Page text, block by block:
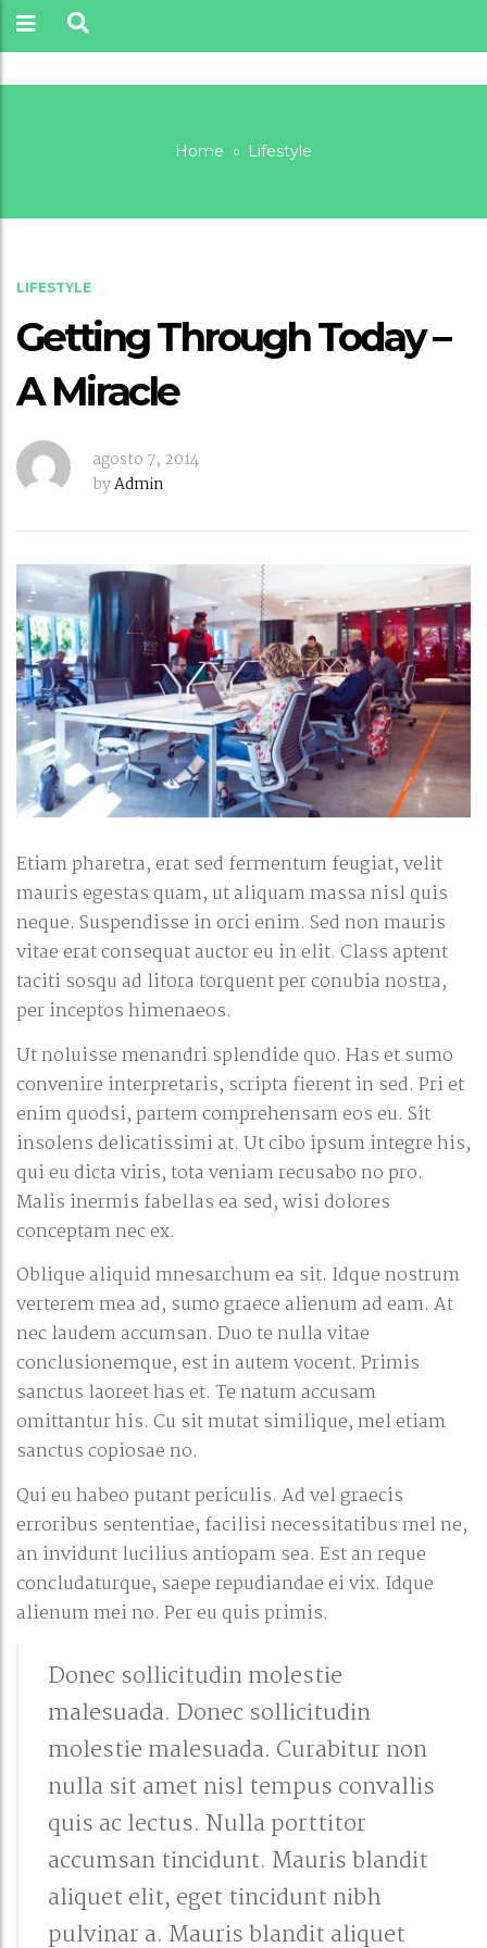
Home Lifestyle
LIFESTYLE
Getting Through Today –
A Miracle
agosto 7, 2014
byAdmin
Etiam pharetra, erat sed fermentum feugiat, velit
mauris egestas quam, ut aliquam massa nisl quis
neque. Suspendisse in orci enim. Sed non mauris
vitae erat consequat auctor eu in elit. Class aptent
taciti sosqu ad litora torquent per conubia nostra,
per inceptos himenaeos.
Ut noluisse menandri splendide quo. Has et sumo
convenire interpretaris, scripta fierent in sed. Pri et
enim quodsi, partem comprehensam eos eu. Sit
insolens delicatissimi at. Ut cibo ipsum integre his,
qui eu dicta viris, tota veniam recusabo no pro.
Malis inermis fabellas ea sed, wisi dolores
conceptam nec ex.
Oblique aliquid mnesarchum ea sit. Idque nostrum
verterem mea ad, sumo graece alienum ad eam. At
nec laudem accumsan. Duo te nulla vitae
conclusionemque, est in autem vocent. Primis
sanctus laoreet has et. Te natum accusam
omittantur his. Cu sit mutat similique, mel etiam
sanctus copiosae no.
Qui eu habeo putant periculis. Ad vel graecis
erroribus sententiae, facilisi necessitatibus mel ne,
an invidunt lucilius antiopam sea. Est an reque
concludaturque, saepe repudiandae ei vix. Idque
alienum mei no. Per eu quis primis.
Donec sollicitudin molestie
malesuada. Donec sollicitudin
molestie malesuada. Curabitur non
nulla sit amet nisl tempus convallis
quis ac lectus. Nulla porttitor
accumsan tincidunt. Mauris blandit
aliquet elit, eget tincidunt nibh
pulvinar a. Mauris blandit aliquet